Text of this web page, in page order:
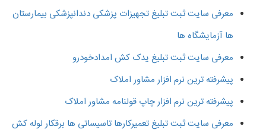
معرفی سایت ثبت تبلیغ تجهیزات پزشکی دندانپزشکی بیمارستان
ها آزمایشگاه ها
معرفی سایت ثبت تبلیغ یدک کش امدادخودرو
پیشرفته ترین نرم افزار مشاور املاک
پیشرفته ترین نرم افزار چاپ قولنامه مشاور املاک
معرفی سایت ثبت تبلیغ تعمیرکارها تاسیساتی ها برقکار لوله کش